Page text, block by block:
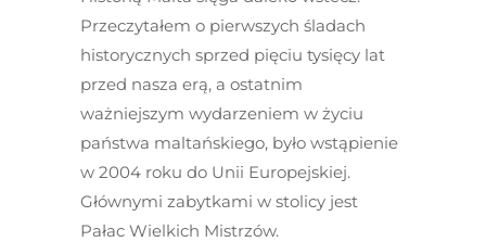
Przeczytałem o pierwszych śladach
historycznych sprzed pięciu tysięcy lat
przed nasza erą, a ostatnim
ważniejszym wydarzeniem w życiu
państwa maltańskiego, było wstąpienie
w 2004 roku do Unii Europejskiej.
Głównymi zabytkami w stolicy jest
Pałac Wielkich Mistrzów.